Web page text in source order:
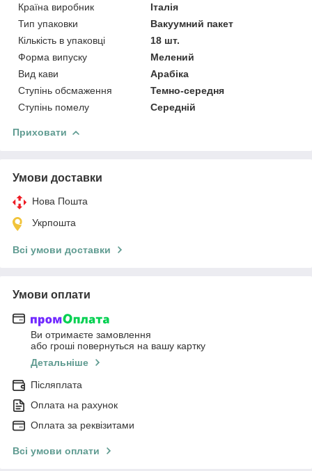
Країна виробник
Італія
Тип упаковки
Вакуумний пакет
Кількість в упаковці
18 шт.
Форма випуску
Мелений
Вид кави
Арабіка
Ступінь обсмаження
Темно-середня
Ступінь помелу
Середній
Приховати
Умови доставки
Нова Пошта
Укрпошта
Всі умови доставки
Умови оплати
Ви отримаєте замовлення
або гроші повернуться на вашу картку
Детальніше
Післяплата
Оплата на рахунок
Оплата за реквізитами
Всі умови оплати